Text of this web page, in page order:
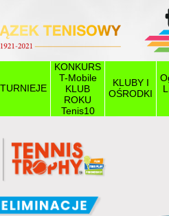
TURNIEJE
KONKURS
T-Mobile
KLUB
ROKU
Tenis10
KLUBY I
OŚRODKI